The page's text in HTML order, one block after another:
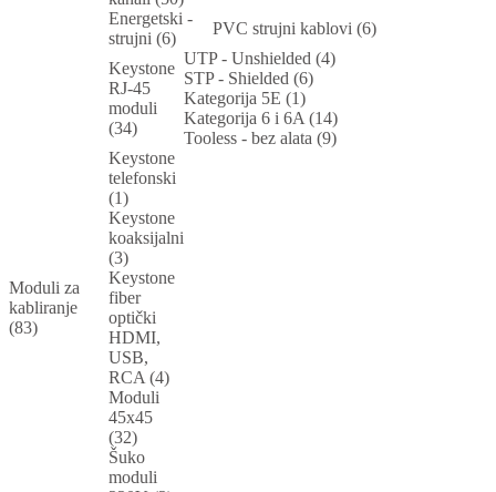
Energetski -
strujni (6)
PVC strujni kablovi (6)
Moduli za
kabliranje
(83)
Keystone
RJ-45
moduli
(34)
UTP - Unshielded (4)
STP - Shielded (6)
Kategorija 5E (1)
Kategorija 6 i 6A (14)
Tooless - bez alata (9)
Keystone
telefonski
(1)
Keystone
koaksijalni
(3)
Keystone
fiber
optički
HDMI,
USB,
RCA (4)
Moduli
45x45
(32)
Šuko
moduli